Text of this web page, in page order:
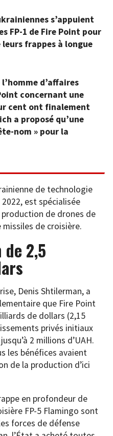
s’appuient
FP-1 de Fire Point pour
leurs frappes à longue
d’affaires
concernant une
cent ont finalement
a proposé qu’une
nom » pour la
de technologie
est spécialisée
de drones de
de croisière.
2,5
Denis Shtilerman, a
que Fire Point
de dollars (2,15
privés initiaux
2 millions d’UAH.
les bénéfices avaient
de la production d’ici
en profondeur de
FP-5 Flamingo sont
forces de défense